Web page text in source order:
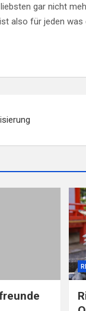
gar nicht
also für jeden was